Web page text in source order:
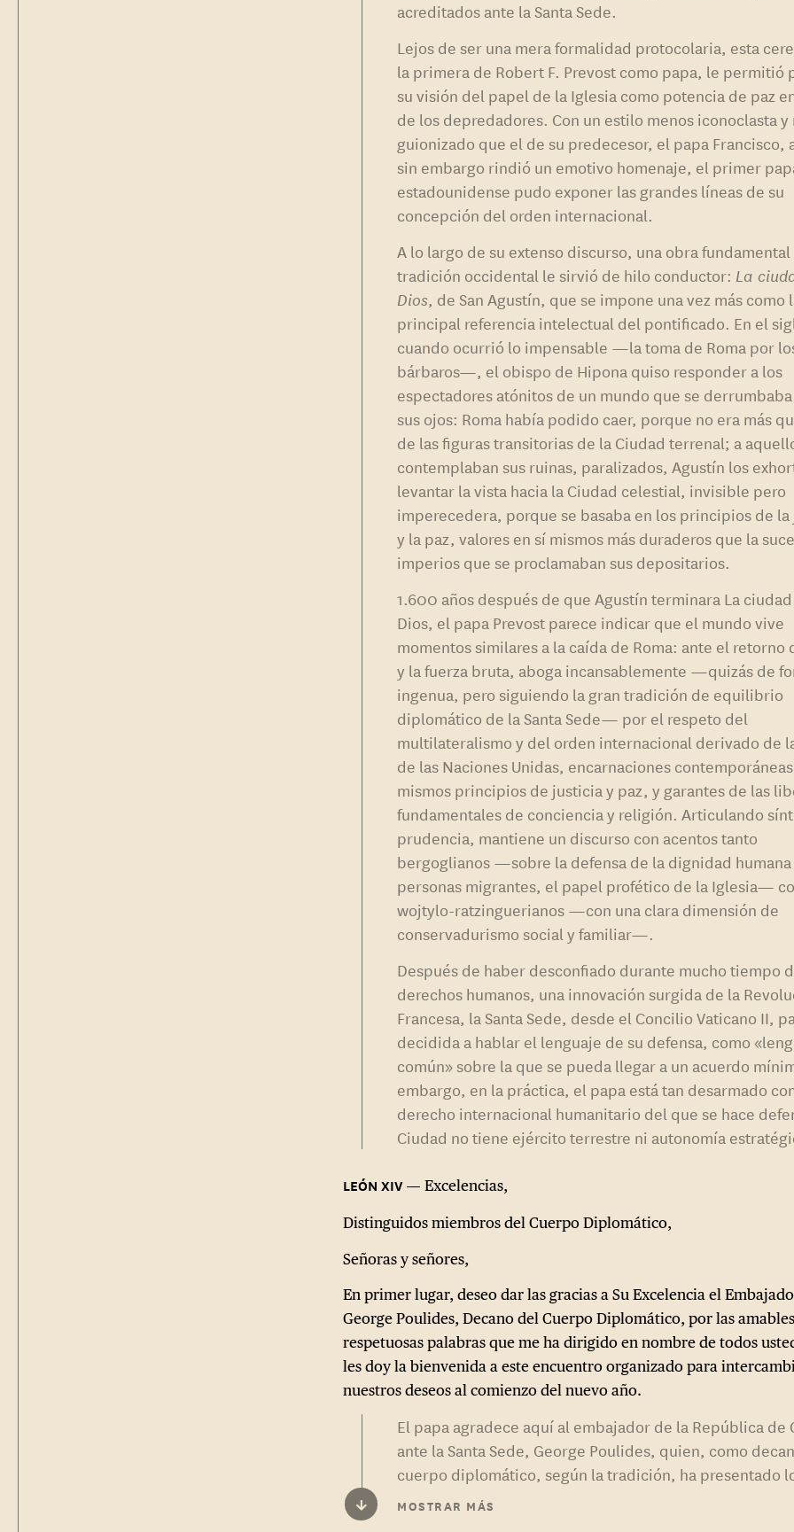
acreditados ante la Santa Sede.
Lejos de ser una mera formalidad protocolaria, esta
la primera de Robert F. Prevost como papa, le permitió
su visión del papel de la Iglesia como potencia de paz
de los depredadores. Con un estilo menos iconoclasta y
guionizado que el de su predecesor, el papa Francisco,
sin embargo rindió un emotivo homenaje, el primer
estadounidense pudo exponer las grandes líneas de su
concepción del orden internacional.
A lo largo de su extenso discurso, una obra
tradición occidental le sirvió de hilo conductor: La
Dios, de San Agustín, que se impone una vez más como
principal referencia intelectual del pontificado. En el
cuando ocurrió lo impensable —la toma de Roma por
bárbaros—, el obispo de Hipona quiso responder a los
espectadores atónitos de un mundo que se
sus ojos: Roma había podido caer, porque no era más
de las figuras transitorias de la Ciudad terrenal; a
contemplaban sus ruinas, paralizados, Agustín los
levantar la vista hacia la Ciudad celestial, invisible pero
imperecedera, porque se basaba en los principios de
y la paz, valores en sí mismos más duraderos que la
imperios que se proclamaban sus depositarios.
1.600 años después de que Agustín terminara La
Dios, el papa Prevost parece indicar que el mundo vive
momentos similares a la caída de Roma: ante el retorno
y la fuerza bruta, aboga incansablemente —quizás de
ingenua, pero siguiendo la gran tradición de equilibrio
diplomático de la Santa Sede— por el respeto del
multilateralismo y del orden internacional derivado de
de las Naciones Unidas, encarnaciones
mismos principios de justicia y paz, y garantes de las
fundamentales de conciencia y religión. Articulando
prudencia, mantiene un discurso con acentos tanto
bergoglianos —sobre la defensa de la dignidad
personas migrantes, el papel profético de la Iglesia—
wojtylo-ratzinguerianos —con una clara dimensión de
conservadurismo social y familiar—.
Después de haber desconfiado durante mucho tiempo
derechos humanos, una innovación surgida de la
Francesa, la Santa Sede, desde el Concilio Vaticano II,
decidida a hablar el lenguaje de su defensa, como
común» sobre la que se pueda llegar a un acuerdo
embargo, en la práctica, el papa está tan desarmado
derecho internacional humanitario del que se hace
Ciudad no tiene ejército terrestre ni autonomía
Excelencias,
Distinguidos miembros del Cuerpo Diplomático,
Señoras y señores,
En primer lugar, deseo dar las gracias a Su Excelencia el
George Poulides, Decano del Cuerpo Diplomático, por las
respetuosas palabras que me ha dirigido en nombre de todos
les doy la bienvenida a este encuentro organizado para
nuestros deseos al comienzo del nuevo año.
El papa agradece aquí al embajador de la República de
ante la Santa Sede, George Poulides, quien, como
cuerpo diplomático, según la tradición, ha presentado
deseos de todos los embajadores al papa. De hecho, es
↓ MOSTRAR MÁS